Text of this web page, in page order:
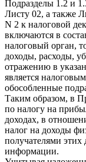
Подразделы 1.2 и
Листу 02, а также
N 2 к налоговой
включаются в
налоговый орган,
доходы, расходы,
отражению в
является
обособленные
Таким образом, в
по налогу на
доходах, в
налог на доходы
получателями
информации.